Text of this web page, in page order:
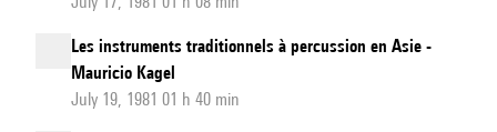
Les instruments traditionnels à percussion en Asie -
Mauricio Kagel
July 19, 1981 01 h 40 min